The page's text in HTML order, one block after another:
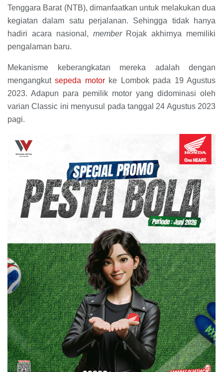
Tenggara Barat (NTB), dimanfaatkan untuk melakukan dua
kegiatan dalam satu perjalanan. Sehingga tidak hanya
hadiri acara nasional, member Rojak akhirnya memiliki
pengalaman baru.
Mekanisme keberangkatan mereka adalah dengan
mengangkutsepeda motorke Lombok pada 19 Agustus
2023. Adapun para pemilik motor yang didominasi oleh
varian Classic ini menyusul pada tanggal 24 Agustus 2023
pagi.